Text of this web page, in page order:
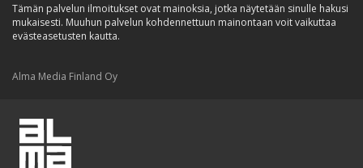
Tämän palvelun ilmoitukset ovat mainoksia, jotka näytetään sinulle hakusi
mukaisesti. Muuhun palvelun kohdennettuun mainontaan voit vaikuttaa
evästeasetusten kautta.
Alma Media Finland Oy